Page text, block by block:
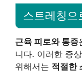
스트레칭으
근육 피로와 통증
니다. 이러한 증
위해서는 적절한